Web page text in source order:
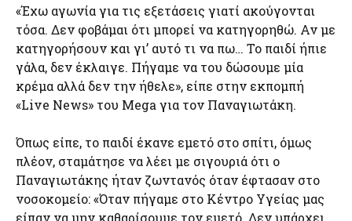
«Έχω αγωνία για τις εξετάσεις γιατί ακούγονται
τόσα. Δεν φοβάμαι ότι μπορεί να κατηγορηθώ. Αν με
κατηγορήσουν και γι’ αυτό τι να πω… Το παιδί ήπιε
γάλα, δεν έκλαιγε. Πήγαμε να του δώσουμε μία
κρέμα αλλά δεν την ήθελε», είπε στην εκπομπή
«Live News» του Mega για τον Παναγιωτάκη.
Όπως είπε, το παιδί έκανε εμετό στο σπίτι, όμως
πλέον, σταμάτησε να λέει με σιγουριά ότι ο
Παναγιωτάκης ήταν ζωντανός όταν έφτασαν στο
νοσοκομείο: «Όταν πήγαμε στο Κέντρο Υγείας μας
είπαν να μην καθαρίσουμε τον εμετό. Δεν υπάρχει